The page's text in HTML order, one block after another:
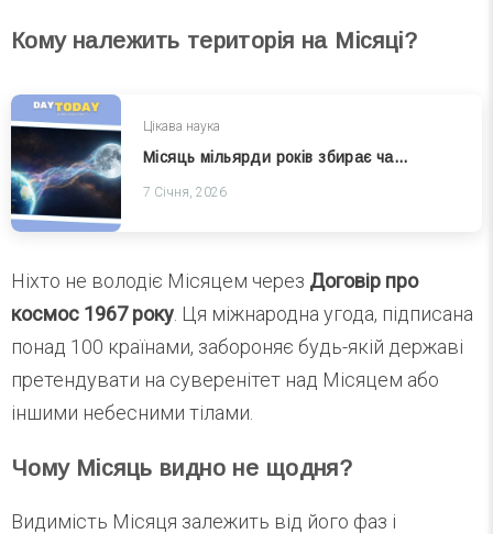
Кому належить територія на Місяці?
Цікава наука
Місяць мільярди років збирає часточки земної атмосфери
7 Січня, 2026
Ніхто не володіє Місяцем через Договір про
космос 1967 року . Ця міжнародна угода, підписана
понад 100 країнами, забороняє будь-якій державі
претендувати на суверенітет над Місяцем або
іншими небесними тілами.
Чому Місяць видно не щодня?
Видимість Місяця залежить від його фаз і